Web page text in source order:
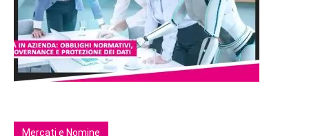
Mercati e Nomine